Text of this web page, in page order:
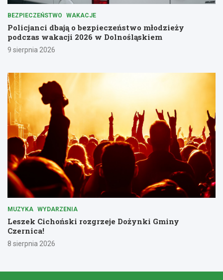
BEZPIECZEŃSTWO WAKACJE
Policjanci dbają o bezpieczeństwo młodzieży
podczas wakacji 2026 w Dolnośląskiem
9 sierpnia 2026
MUZYKA WYDARZENIA
Leszek Cichoński rozgrzeje Dożynki Gminy
Czernica!
8 sierpnia 2026